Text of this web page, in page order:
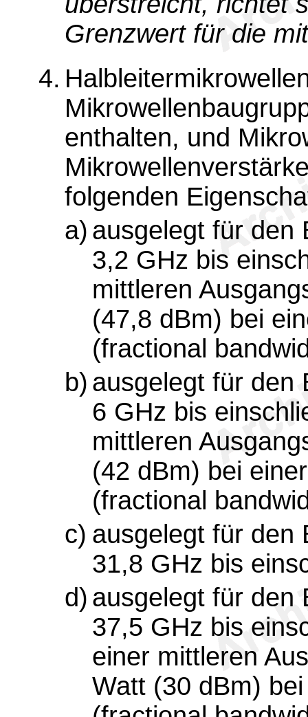
Grenzwert für die
4.
enthalten, und
folgenden
a) ausgelegt für den
3,2 GHz bis
mittleren
(47,8 dBm) bei
(fractional
b) ausgelegt für den
6 GHz bis
mittleren
(42 dBm) bei
(fractional
c) ausgelegt für den
31,8 GHz bis
d) ausgelegt für den
37,5 GHz bis
einer mittleren
Watt (30 dBm)